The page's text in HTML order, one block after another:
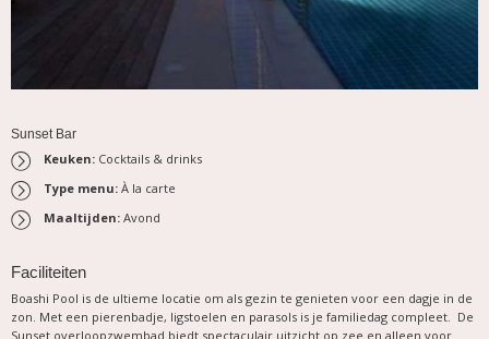
Sunset Bar
Keuken: Cocktails & drinks
Type menu: À la carte
Maaltijden: Avond
Faciliteiten
Boashi Pool is de ultieme locatie om als gezin te genieten voor een dagje in de
zon. Met een pierenbadje, ligstoelen en parasols is je familiedag compleet. De
Sunset overloopzwembad biedt spectaculair uitzicht op zee en alleen voor